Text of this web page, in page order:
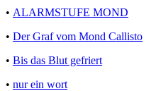
• ALARMSTUFE MOND
• Der Graf vom Mond Callisto
• Bis das Blut gefriert
• nur ein wort